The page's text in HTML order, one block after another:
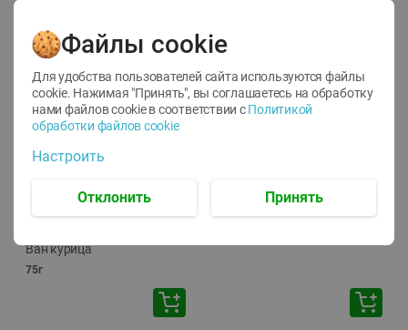
12
1.05 руб./
руб./шт
Корм влаж. для кош. с
Ван курица
75г
ТОФУ Vegetus ТВЕРДЫЙ
Файлы cookie
Для удобства пользователей сайта используются файлы
cookie. Нажимая "Принять", вы соглашаетесь на обработку
нами файлов cookie в соответствии с Политикой
обработки файлов cookie
Настроить
Отклонить Принять